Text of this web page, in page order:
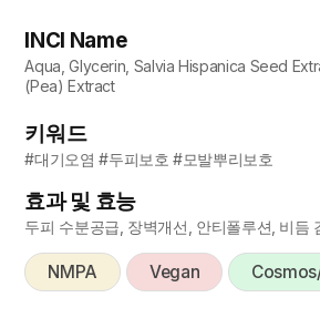
INCI Name
Aqua, Glycerin, Salvia Hispanica Seed
(Pea) Extract
키워드
#대기오염 #두피보호 #모발뿌리보호
효과 및 효능
두피 수분공급, 장벽개선, 안티폴루션, 비듬
NMPA Vegan